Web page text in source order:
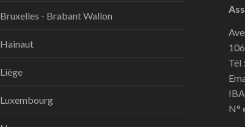
Bruxelles - Brabant Wallon
Hainaut
Liège
Luxembourg
Tél
N°